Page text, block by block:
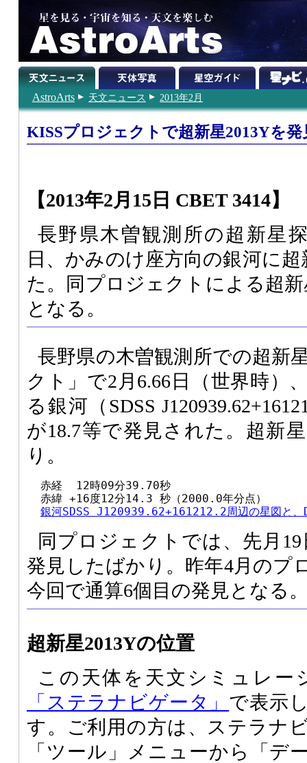
AstroArts 天文ニュース 2013年2月
KISSプロジェクトで超新星2013Yを発
【2013年2月15日 CBET 3414】
長野県木曽観測所の超新星
日、かみのけ座方向の銀河に
た。同プロジェクトによる超
となる。
長野県の木曽観測所での超新
クト」で2月6.66日（世界時）
る銀河（SDSS
が18.7等で発見された。超新
り。
  赤経  12時09分39.70秒
  赤緯 +16度12分14.3 秒（2000.0年分点）
銀河SDSS J120939.62+161212.2周辺の星図と、
同プロジェクトでは、先月19
発見したばかり。昨年4月のプ
今回で通算6個目の発見となる
超新星2013Yの位置
この天体を天文シミュレー
「ステラナビゲータ」 で表示
す。ご利用の方は、ステラナ
「ツール」メニューから「デ